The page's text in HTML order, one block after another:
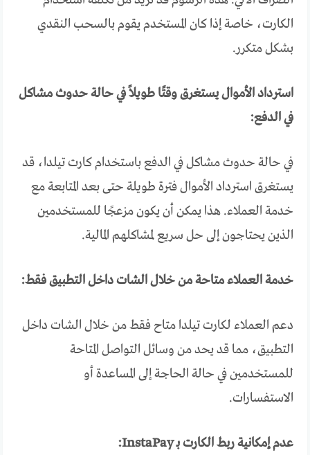
الكارت، خاصة إذا كان المستخدم يقوم بالسحب النقدي
بشكل متكرر.
استرداد الأموال يستغرق وقتًا طويلاً في حالة حدوث مشاكل
في الدفع:
في حالة حدوث مشاكل في الدفع باستخدام كارت تيلدا، قد
يستغرق استرداد الأموال فترة طويلة حتى بعد المتابعة مع
خدمة العملاء. هذا يمكن أن يكون مزعجًا للمستخدمين
الذين يحتاجون إلى حل سريع لمشاكلهم المالية.
خدمة العملاء متاحة من خلال الشات داخل التطبيق فقط:
دعم العملاء لكارت تيلدا متاح فقط من خلال الشات داخل
التطبيق، مما قد يحد من وسائل التواصل المتاحة
للمستخدمين في حالة الحاجة إلى المساعدة أو
الاستفسارات.
عدم إمكانية ربط الكارت بـ InstaPay: